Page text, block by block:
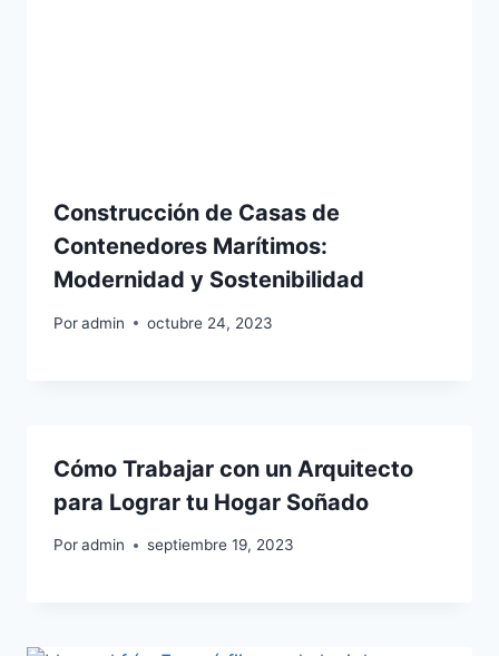
Construcción de Casas de
Contenedores Marítimos:
Modernidad y Sostenibilidad
Poradmin octubre 24, 2023
Cómo Trabajar con un Arquitecto
para Lograr tu Hogar Soñado
Poradmin septiembre 19, 2023